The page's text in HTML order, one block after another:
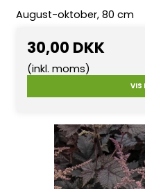
August-oktober, 80 cm
30,00 DKK
(inkl. moms)
VIS